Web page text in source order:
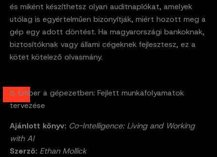
és miként készíthetsz olyan auditnaplókat, amelyek
utólag is egyértelműen bizonyítják, miért hozott meg a
gép egy adott döntést. Ha magyarországi bankoknak,
biztosítóknak vagy állami cégeknek fejlesztesz, ez a
kötet kötelező olvasmány.
5. Ember a gépezetben: Fejlett munkafolyamatok
tervezése
Ajánlott könyv: Co-Intelligence: Living and Working
with AI
Szerző: Ethan Mollick